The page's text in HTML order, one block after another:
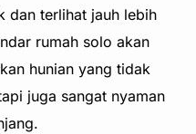
dan terlihat jauh lebih
rumah solo akan
hunian yang tidak
juga sangat nyaman